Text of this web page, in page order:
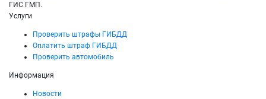
ГИС ГМП.
Услуги
Проверить штрафы ГИБДД
Оплатить штраф ГИБДД
Проверить автомобиль
Информация
Новости